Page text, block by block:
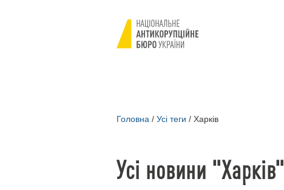
Головна / Усі теги / Харків
Усі новини "Харків"